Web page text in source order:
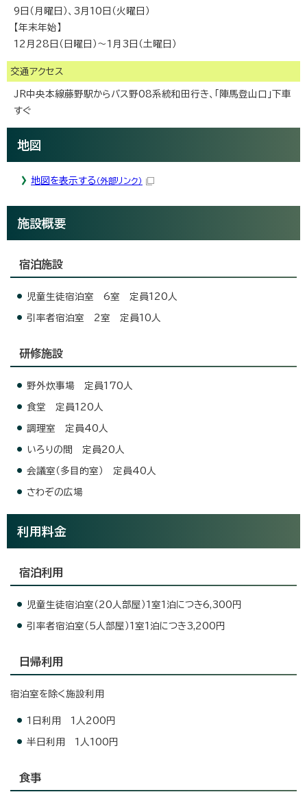
9日（月曜日）、3月10日（火曜日）
【年末年始】
12月28日（日曜日）～1月3日（土曜日）
交通アクセス
JR中央本線藤野駅からバス野08系統和田行き、「陣馬登山口」下車
すぐ
地図
地図を表示する （外部リンク）
施設概要
宿泊施設
児童生徒宿泊室 6室 定員120人
引率者宿泊室 2室 定員10人
研修施設
野外炊事場 定員170人
食堂 定員120人
調理室 定員40人
いろりの間 定員20人
会議室（多目的室） 定員40人
さわぞの広場
利用料金
宿泊利用
児童生徒宿泊室（20人部屋）1室1泊につき6,300円
引率者宿泊室（5人部屋）1室1泊につき3,200円
日帰利用
宿泊室を除く施設利用
1日利用 1人200円
半日利用 1人100円
食事